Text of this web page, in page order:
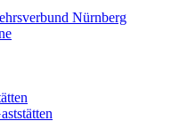
Nürnberg